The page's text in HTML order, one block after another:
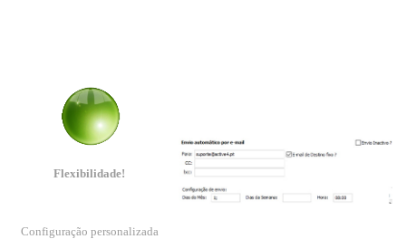
Flexibilidade!
Configuração personalizada